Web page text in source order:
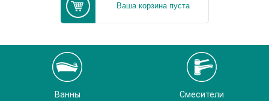
Ваша корзина пуста
Ванны Смесители